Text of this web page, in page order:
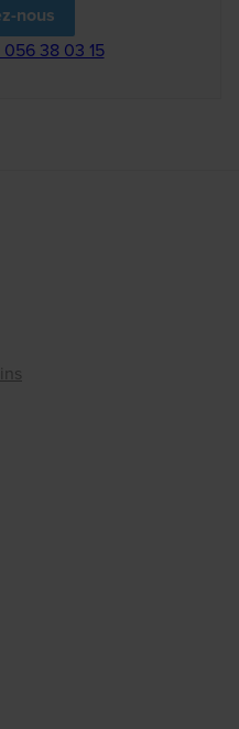
nous
056 38 03 15